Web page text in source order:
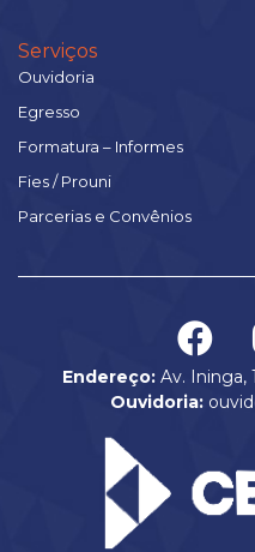
Serviços
Ouvidoria
Egresso
Formatura – Informes
Fies / Prouni
Parcerias e Convênios
Endereço:Av. Ininga,
Ouvidoria: